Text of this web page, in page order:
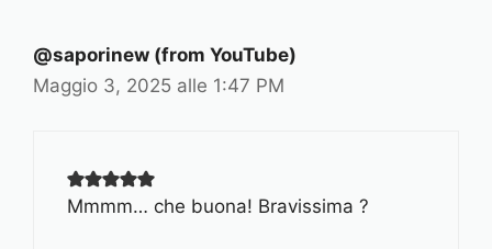
@saporinew (from YouTube)
Maggio 3, 2025 alle 1:47 PM
Mmmm… che buona! Bravissima ?